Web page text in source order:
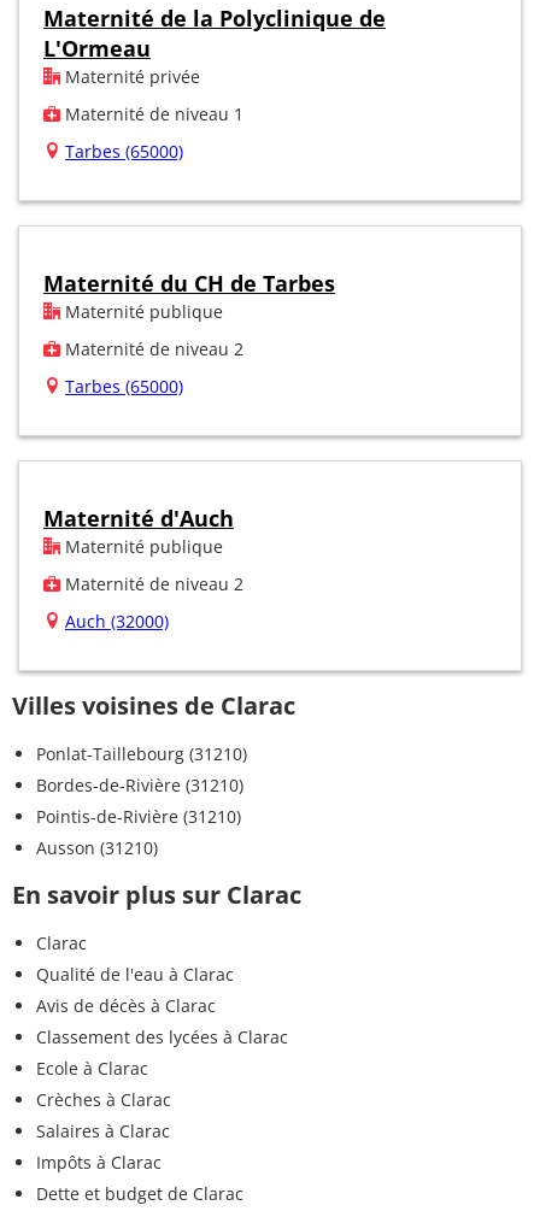
Maternité de la Polyclinique de
L'Ormeau
Maternité privée
Maternité de niveau 1
Tarbes (65000)
Maternité du CH de Tarbes
Maternité publique
Maternité de niveau 2
Tarbes (65000)
Maternité d'Auch
Maternité publique
Maternité de niveau 2
Auch (32000)
Villes voisines de Clarac
Ponlat-Taillebourg (31210)
Bordes-de-Rivière (31210)
Pointis-de-Rivière (31210)
Ausson (31210)
En savoir plus sur Clarac
Clarac
Qualité de l'eau à Clarac
Avis de décès à Clarac
Classement des lycées à Clarac
Ecole à Clarac
Crèches à Clarac
Salaires à Clarac
Impôts à Clarac
Dette et budget de Clarac